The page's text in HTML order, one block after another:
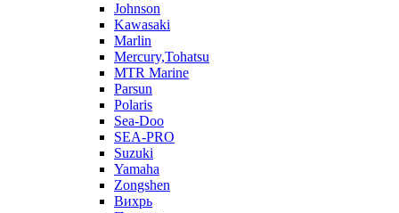
Johnson
Kawasaki
Marlin
Mercury,Tohatsu
MTR Marine
Parsun
Polaris
Sea-Doo
SEA-PRO
Suzuki
Yamaha
Zongshen
Вихрь